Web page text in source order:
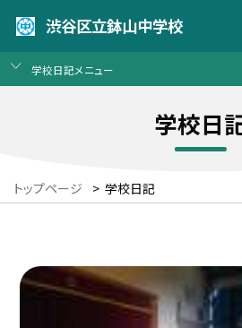
渋谷区立鉢山中学校
学校日記メニュー
学校日
トップページ > 学校日記